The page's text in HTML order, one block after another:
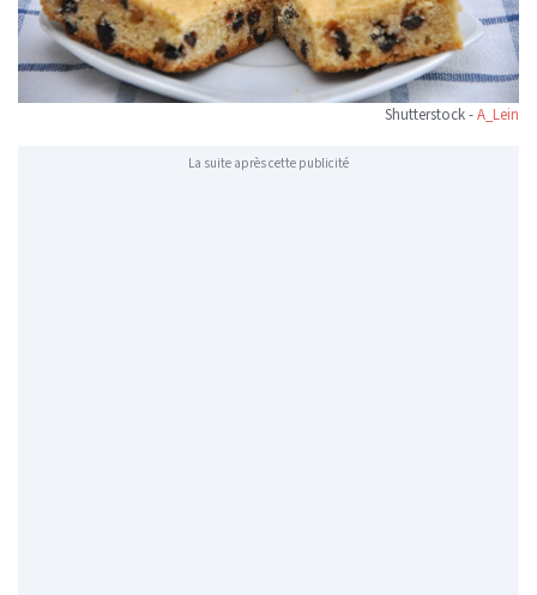
Shutterstock -A_Lein
La suite après cette publicité